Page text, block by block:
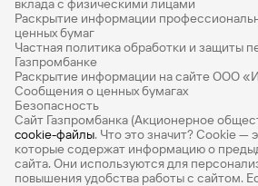
Вклады с высоким процентом
Калькулятор вкладов
Виртуальные карты
Премиум
РКО
вклада с физическими лицами
Раскрытие информации
ценных бумаг
Частная политика обработки и защиты
Газпромбанке
Раскрытие информации на сайте ООО
Сообщения о ценных бумагах
Безопасность
Сайт Газпромбанка (Акционерное
cookie-файлы. Что это значит? Сookie —
которые содержат информацию о
сайта. Они используются для
повышения удобства работы с сайтом.